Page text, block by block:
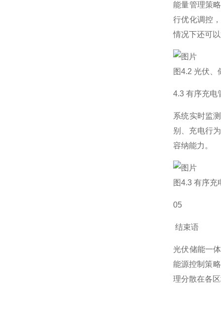
能量管理策
行优化调控
情况下还可
图4.2 光伏、
4.3 有序充电
系统实时监
别、充电行
容纳能力。
图4.3 有序充
05
结束语
光伏储能一
能源控制策
理分散在各